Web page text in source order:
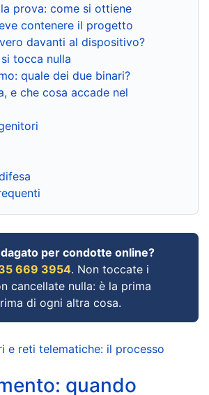
prova: come si ottiene
contenere il progetto
davanti al dispositivo?
tocca nulla
quale dei due binari?
e che cosa accade nel
per condotte online?
669 3954. Non toccate i
cancellate nulla: è la prima
di ogni altra cosa.
e reti telematiche: il processo
quando